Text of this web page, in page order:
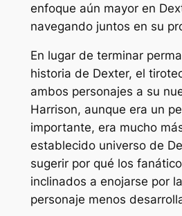
enfoque aún mayor en
navegando juntos en su
En lugar de terminar
historia de Dexter, el
ambos personajes a su
Harrison, aunque era un
importante, era mucho
establecido universo de
sugerir por qué los
inclinados a enojarse por
personaje menos